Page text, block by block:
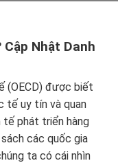
Cập Nhật Danh
(OECD) được biết
tế uy tín và quan
tế phát triển hàng
các quốc gia
ta có cái nhìn